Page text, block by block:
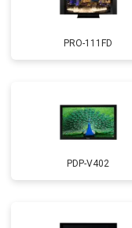
PRO-111FD
PDP-V402